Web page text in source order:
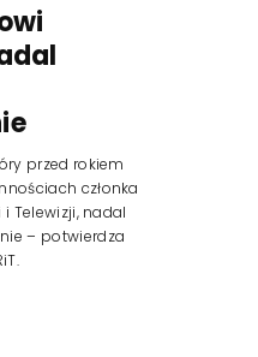
przed rokiem
członka
Telewizji, nadal
– potwierdza